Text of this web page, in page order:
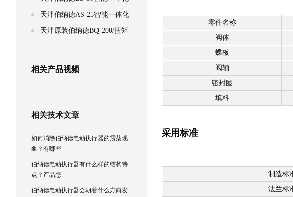
电动执行器
天津伯纳德AS-25智能一体化
电动执行器
天津原装伯纳德BQ-200/扭矩
相关产品视频
相关技术文章
如何消除伯纳德电动执行器的震荡现
象？有哪些
伯纳德电动执行器有什么样的结构特
点？产品怎
伯纳德电动执行器会朝着什么方向发
零件名称
阀体
蝶板
阀轴
密封圈
填料
采用标准
制造标
法兰标